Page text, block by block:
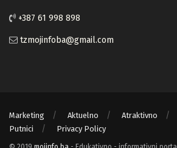
+387 61 998 898
tzmojinfoba@gmail.com
Marketing Aktuelno Atraktivno
Putnici
Privacy Policy